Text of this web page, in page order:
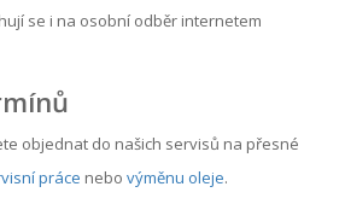
se i na osobní odběr internetem
objednat do našich servisů na přesné
práce nebo výměnu oleje.